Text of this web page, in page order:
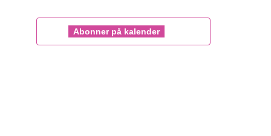
Abonner på kalender